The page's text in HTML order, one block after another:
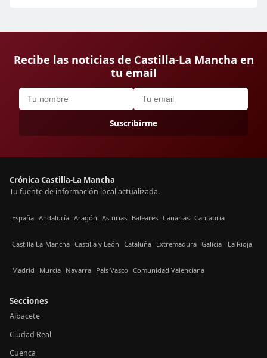
Recibe las noticias de Castilla-La Mancha en
tu email
Suscribirme
Crónica Castilla-La Mancha
Tu fuente de información local actualizada.
España Andalucía Aragón Asturias Baleares Canarias Cantabria
Castilla La-Mancha Castilla y León Cataluña Extremadura Galicia La Rioja
Madrid Murcia Navarra País Vasco Comunidad Valenciana
Secciones
Albacete
Ciudad Real
Cuenca